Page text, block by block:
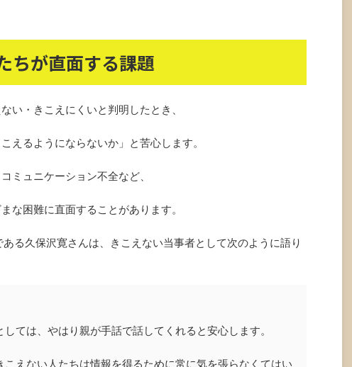
ちが直面する課題
い・きこえにくいと判明したとき、
えるようにならないか」と苦心します。
ミュニケーション不全など、
な困難に直面することがあります。
る久保沢寛さんは、きこえない当事者として次のように語り
しては、やはり親が手話で話してくれると安心します。
えない人たちは情報を得るために常に気を張らなくてはい